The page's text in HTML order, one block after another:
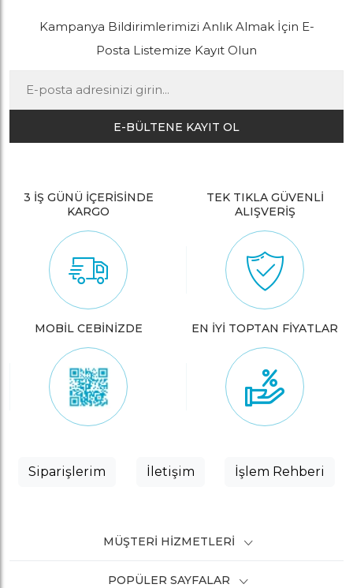
Kampanya Bildirimlerimizi Anlık Almak İçin E-
Posta Listemize Kayıt Olun
E-BÜLTENE KAYIT OL
3 İŞ GÜNÜ İÇERİSİNDE
KARGO
TEK TIKLA GÜVENLİ
ALIŞVERİŞ
MOBİL CEBİNİZDE EN İYİ TOPTAN FİYATLAR
Siparişlerim İletişim İşlem Rehberi
MÜŞTERI HIZMETLERI
POPÜLER SAYFALAR